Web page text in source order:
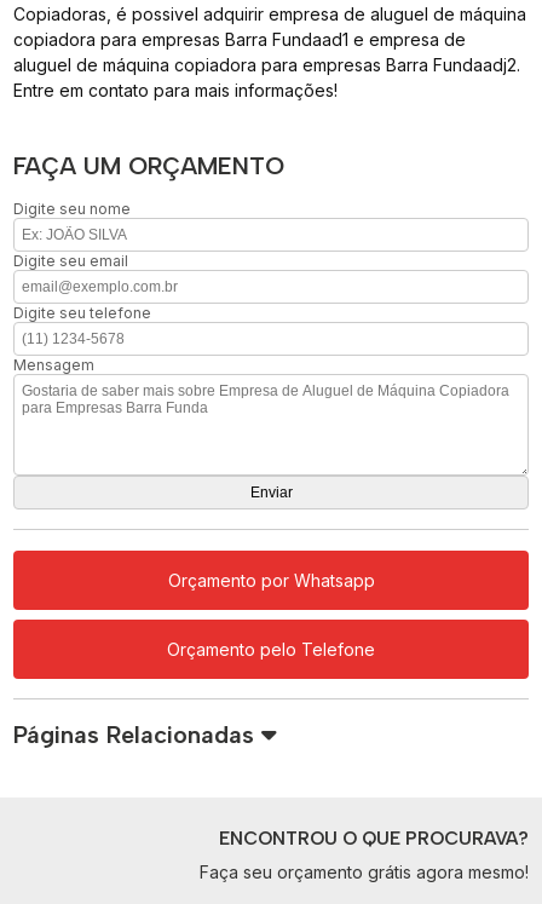
Copiadoras, é possivel adquirir empresa de aluguel de máquina
copiadora para empresas Barra Fundaad1 e empresa de
aluguel de máquina copiadora para empresas Barra Fundaadj2.
Entre em contato para mais informações!
FAÇA UM ORÇAMENTO
Digite seu nome
Digite seu email
Digite seu telefone
Mensagem
Orçamento por Whatsapp
Orçamento pelo Telefone
Páginas Relacionadas
ENCONTROU O QUE PROCURAVA?
Faça seu orçamento grátis agora mesmo!